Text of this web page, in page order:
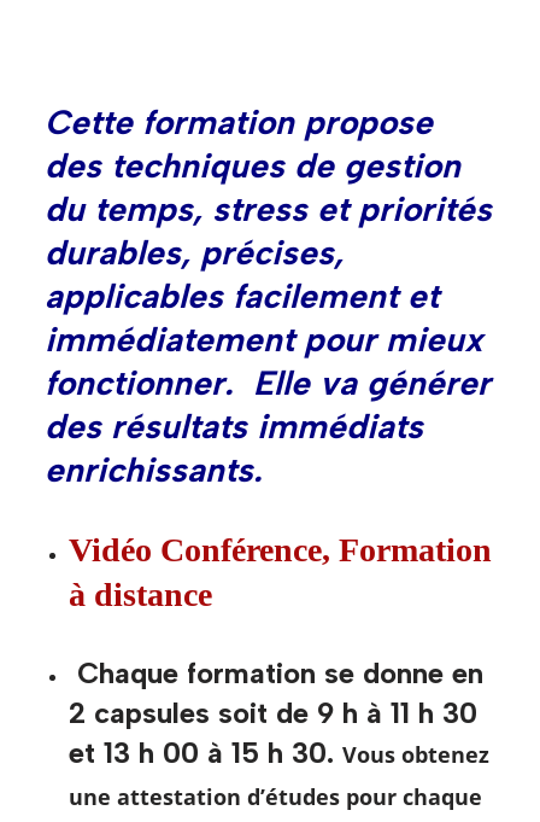
Cette formation propose
des techniques de gestion
du temps, stress et priorités
durables, précises,
applicables facilement et
immédiatement pour mieux
fonctionner. Elle va générer
des résultats immédiats
enrichissants.
Vidéo Conférence, Formation
à distance
Chaque formation se donne en
2 capsules soit de 9 h à 11 h 30
et 13 h 00 à 15 h 30.Vous obtenez
une attestation d’études pour chaque